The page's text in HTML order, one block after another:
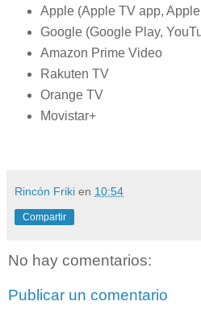
Apple (Apple TV app,
Google (Google Play,
Amazon Prime Video
Rakuten TV
Orange TV
Movistar+
Rincón Friki en 10:54
Compartir
No hay comentarios:
Publicar un comentario